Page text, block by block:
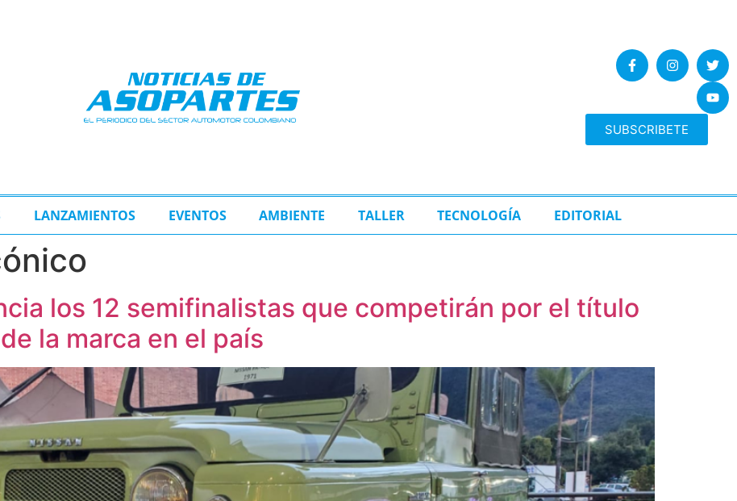
SUBSCRIBETE
LANZAMIENTOS EVENTOS AMBIENTE TALLER TECNOLOGÍA EDITORIAL
los 12 semifinalistas que competirán por el título
la marca en el país